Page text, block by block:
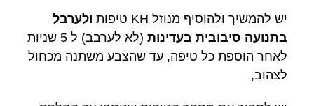
יש להמשיך ולהוסיף מנוזל KH טיפות
ולערבל
בתנועה סיבובית בעדינות
(לא לערבב) ל 5 שניות
לאחר הוספת כל טיפה, עד שהצבע משתנה מכחול
לצהוב,